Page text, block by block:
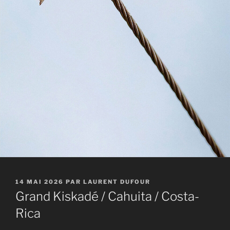
PUBLIÉ
LE
14 MAI 2026 PAR LAURENT DUFOUR
Grand Kiskadé / Cahuita / Costa-
Rica